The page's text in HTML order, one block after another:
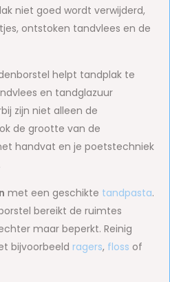
niet goed wordt verwijderd,
ontstoken tandvlees en de
helpt tandplak te
en tandglazuur
zijn niet alleen de
de grootte van de
handvat en je poetstechniek
met een geschikte tandpasta.
bereikt de ruimtes
maar beperkt. Reinig
bijvoorbeeld ragers, floss of